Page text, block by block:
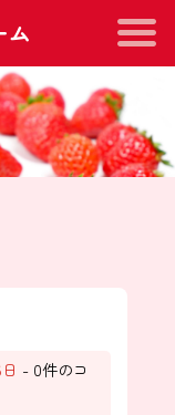
ム
- 0件のコ